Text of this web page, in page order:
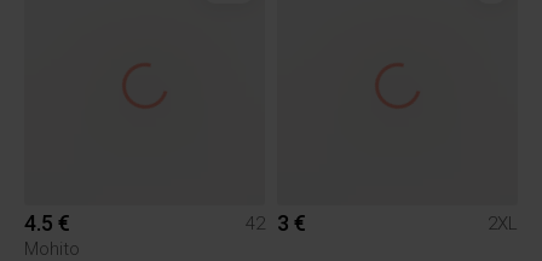
4.5 €
42
Mohito
3 € 2XL